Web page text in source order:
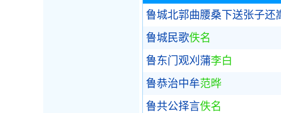
鲁城北郭曲腰桑下送张子还
鲁城民歌佚名
鲁东门观刈蒲李白
鲁恭治中牟范晔
鲁共公择言佚名